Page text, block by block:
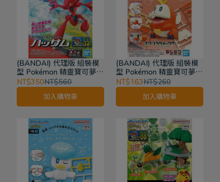
(BANDAI) 代理版 組裝模
型 Pokémon 精靈寶可夢
PLAMO收藏集收藏集 收藏
集 精選系列 巨鉗螳螂 55
NT$350NT$560
加入購物車
(BANDAI) 代理版 組裝模
型 Pokémon 精靈寶可夢
PLAMO收藏集收藏集 快組
版!! 呆火鱷 20
NT$163NT$260
加入購物車